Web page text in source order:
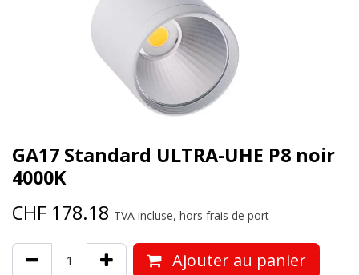
GA17 Standard ULTRA-UHE P8 noir
4000K
CHF 178.18 TVA incluse, hors frais de port
Ajouter au panier